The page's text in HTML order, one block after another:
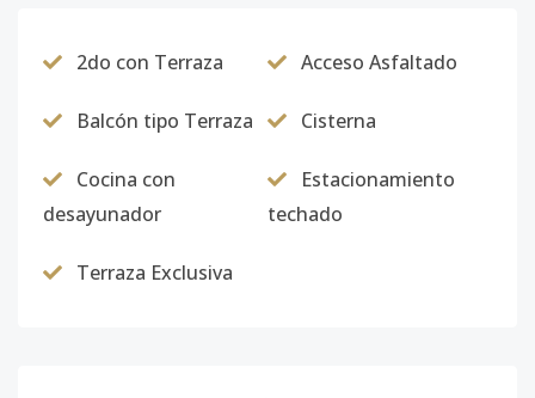
2do con Terraza Acceso Asfaltado
Balcón tipo Terraza Cisterna
Cocina con
desayunador
Estacionamiento
techado
Terraza Exclusiva